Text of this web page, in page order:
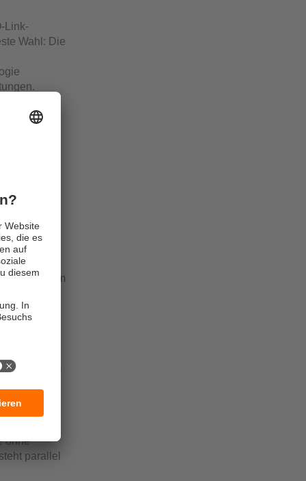
Link-
Wahl: Die
den
im System
Mit dem
ohne
parallel